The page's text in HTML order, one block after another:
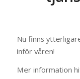
Nu finns
inför våren!
Mer information